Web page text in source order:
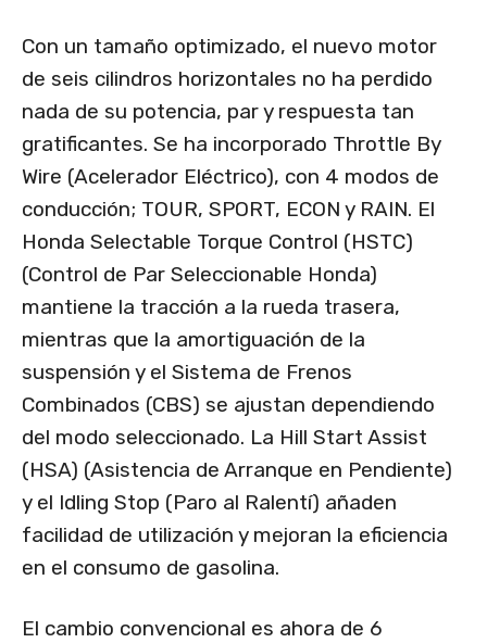
Con un tamaño optimizado, el nuevo motor
de seis cilindros horizontales no ha perdido
nada de su potencia, par y respuesta tan
gratificantes. Se ha incorporado Throttle By
Wire (Acelerador Eléctrico), con 4 modos de
conducción; TOUR, SPORT, ECON y RAIN. El
Honda Selectable Torque Control (HSTC)
(Control de Par Seleccionable Honda)
mantiene la tracción a la rueda trasera,
mientras que la amortiguación de la
suspensión y el Sistema de Frenos
Combinados (CBS) se ajustan dependiendo
del modo seleccionado. La Hill Start Assist
(HSA) (Asistencia de Arranque en Pendiente)
y el Idling Stop (Paro al Ralentí) añaden
facilidad de utilización y mejoran la eficiencia
en el consumo de gasolina.
El cambio convencional es ahora de 6